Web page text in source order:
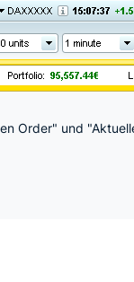
Order" und